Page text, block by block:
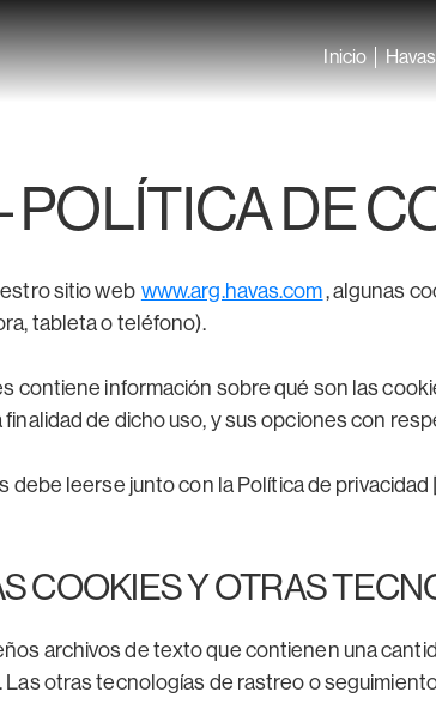
Inicio
POLÍTICA DE
sitio web www.arg.havas.com, algunas
tableta o teléfono).
contiene información sobre qué son las
finalidad de dicho uso, y sus opciones con
debe leerse junto con la Política de privacidad
COOKIES Y OTRAS
archivos de texto que contienen una
otras tecnologías de rastreo o